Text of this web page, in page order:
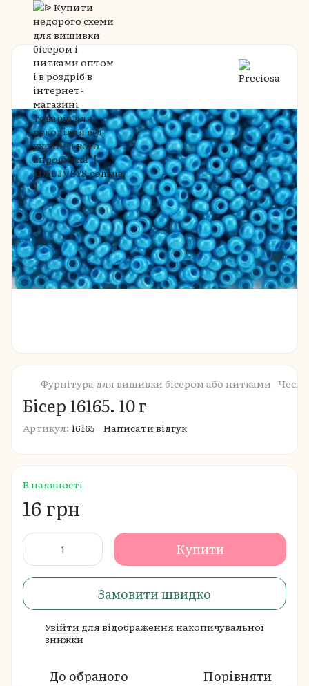
Фурнітура для вишивки бісером або нитками
Бісер 16165. 10 г
Артикул: 16165 Написати відгук
В наявності
16 грн
Купити
Замовити швидко
Увійти для відображення накопичувальної
знижки
До обраного Порівняти